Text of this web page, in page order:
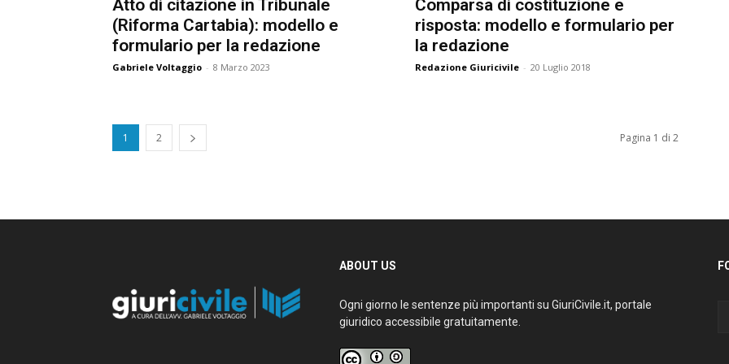
Atto di citazione in Tribunale
(Riforma Cartabia): modello e
formulario per la redazione
Gabriele Voltaggio - 8 Marzo 2023
Comparsa di costituzione e
risposta: modello e formulario per
la redazione
Redazione Giuricivile - 20 Luglio 2018
Pagina 1 di 2
ABOUT US
Ogni giorno le sentenze più importanti su GiuriCivile.it, portale
giuridico accessibile gratuitamente.